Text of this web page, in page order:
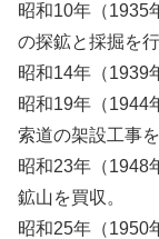
昭和10年（1935
の探鉱と採掘を行
昭和14年（1939
昭和19年（1944
索道の架設工事
昭和23年（1948
鉱山を買収。
昭和25年（1950